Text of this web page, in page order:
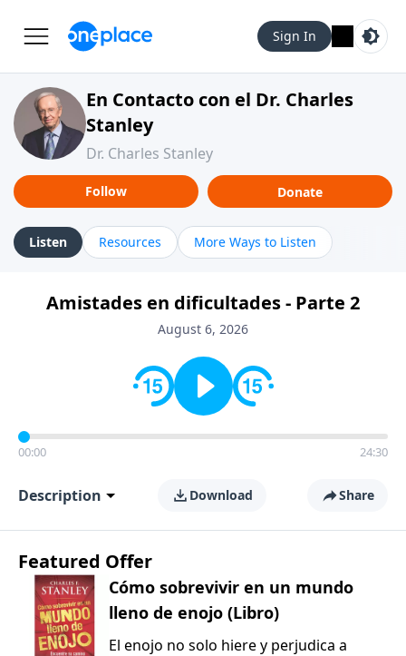
Sign In
En Contacto con el Dr. Charles
Stanley
Dr. Charles Stanley
Follow Donate
Listen Resources More Ways to Listen
Amistades en dificultades - Parte 2
August 6, 2026
00:00 24:30
Description Download Share
Featured Offer
Cómo sobrevivir en un mundo
lleno de enojo (Libro)
El enojo no solo hiere y perjudica a